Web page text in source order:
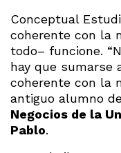
Conceptual
coherente con la
todo– funcione.
hay que sumarse
coherente con la
antiguo alumno
Negocios de la
Pablo.